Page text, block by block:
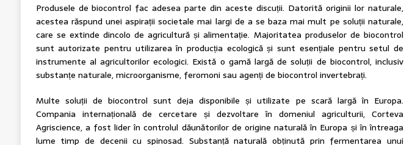
Produsele de biocontrol fac adesea parte din aceste discuții. Datorită originii lor naturale,
acestea răspund unei aspirații societale mai largi de a se baza mai mult pe soluții naturale,
care se extinde dincolo de agricultură și alimentație. Majoritatea produselor de biocontrol
sunt autorizate pentru utilizarea în producția ecologică și sunt esențiale pentru setul de
instrumente al agricultorilor ecologici. Există o gamă largă de soluții de biocontrol, inclusiv
substanțe naturale, microorganisme, feromoni sau agenți de biocontrol invertebrați.
Multe soluții de biocontrol sunt deja disponibile și utilizate pe scară largă în Europa.
Compania internațională de cercetare și dezvoltare în domeniul agriculturii, Corteva
Agriscience, a fost lider în controlul dăunătorilor de origine naturală în Europa și în întreaga
lume timp de decenii cu spinosad. Substanță naturală obținută prin fermentarea unui